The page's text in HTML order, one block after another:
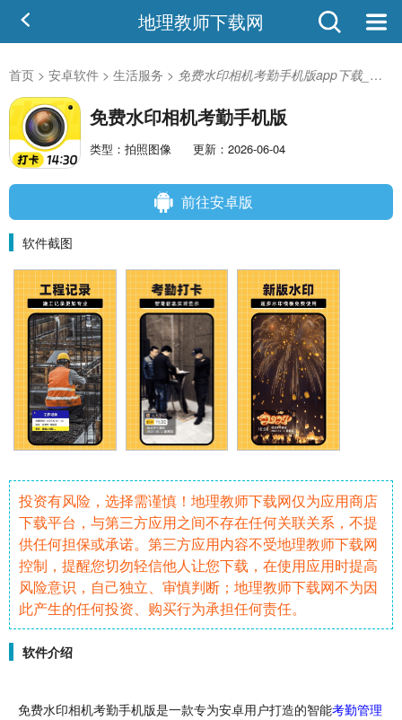
地理教师下载网
首页 > 安卓软件 > 生活服务 > 免费水印相机考勤手机版app下载_免费水印相机考勤手机版v1.0.6安卓版
免费水印相机考勤手机版
类型：拍照图像 更新：2026-06-04
前往安卓版
软件截图
投资有风险，选择需谨慎！地理教师下载网仅为应用商店
下载平台，与第三方应用之间不存在任何关联关系，不提
供任何担保或承诺。第三方应用内容不受地理教师下载网
控制，提醒您切勿轻信他人让您下载，在使用应用时提高
风险意识，自己独立、审慎判断；地理教师下载网不为因
此产生的任何投资、购买行为承担任何责任。
软件介绍
免费水印相机考勤手机版是一款专为安卓用户打造的智能考勤管理